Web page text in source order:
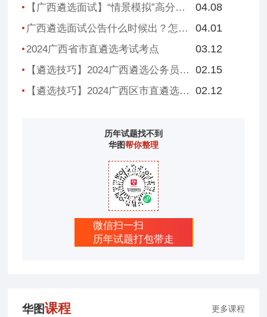
【广西遴选面试】“情景模拟”高分特征 04.08
广西遴选面试公告什么时候出？怎么做到“答题有高度”？ 04.01
2024广西省市直遴选考试考点 03.12
【遴选技巧】2024广西遴选公务员文章写作不会写？看这里！ 02.15
【遴选技巧】2024广西区市直遴选公务员案例分析该怎么写？ 02.12
历年试题找不到
华图帮你整理
微信扫一扫
历年试题打包带走
华图课程 更多课程